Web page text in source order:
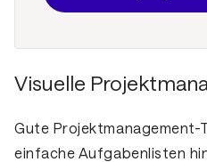
Visuelle
Gute Projektmanagement-
einfache Aufgabenlisten